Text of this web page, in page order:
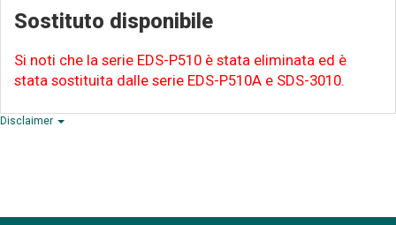
Sostituto disponibile
Si noti che la serie EDS-P510 è stata eliminata ed è
stata sostituita dalle serie EDS-P510A e SDS-3010.
Disclaimer